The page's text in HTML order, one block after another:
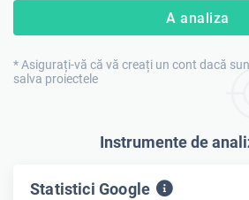
A analiza
* Asigurați-vă că vă creați un cont dacă
salva proiectele
Instrumente de
Statistici Google